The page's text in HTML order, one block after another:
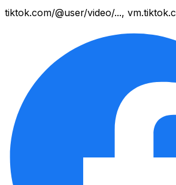
tiktok.com/@user/video/...,